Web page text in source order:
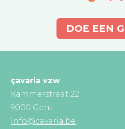
DOE EEN
çavaria vzw
Kammerstraat 22
9000 Gent
info@cavaria.be